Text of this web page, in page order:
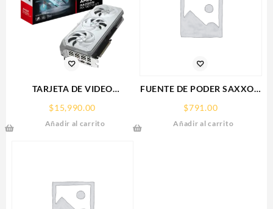
TARJETA DE VIDEO
R907XGAMINGOCICE-16GD)
RX 9070
$15,990.00
Añadir al carrito
FUENTE DE PODER SAXXON
REGULADA,12V,10
AMPERES,DISTRIBUIDOR
$791.00
Añadir al carrito